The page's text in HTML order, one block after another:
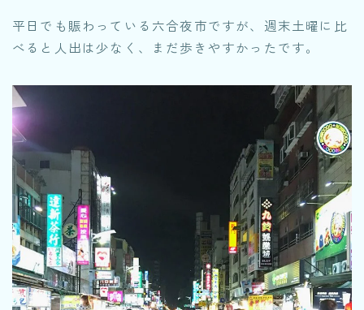
平日でも賑わっている六合夜市ですが、週末土曜に比
べると人出は少なく、まだ歩きやすかったです。